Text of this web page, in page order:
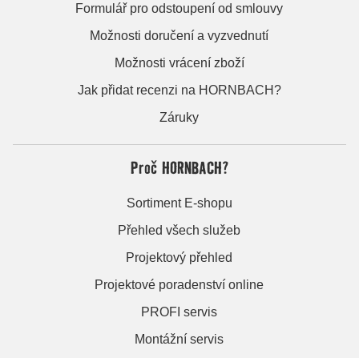
Formulář pro odstoupení od smlouvy
Možnosti doručení a vyzvednutí
Možnosti vrácení zboží
Jak přidat recenzi na HORNBACH?
Záruky
Proč HORNBACH?
Sortiment E-shopu
Přehled všech služeb
Projektový přehled
Projektové poradenství online
PROFI servis
Montážní servis